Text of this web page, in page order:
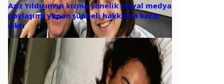
Aziz Yıldırım’ın kızına yönelik sosyal medya
paylaşımı yapan şüpheli hakkında karar
çıktı